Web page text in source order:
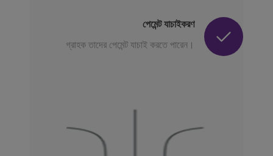
পেমেন্ট যাচাইকরণ
গ্রাহক তাদের পেমেন্ট যাচাই করতে পারেন।